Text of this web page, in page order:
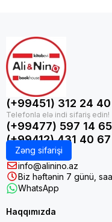
(+99451) 312 24 40
(+99477) 597 14 65
(+99412) 431 40 67
Zəng sifarişi
info@alinino.az
Biz həftənin 7 günü,
WhatsApp
Haqqımızda